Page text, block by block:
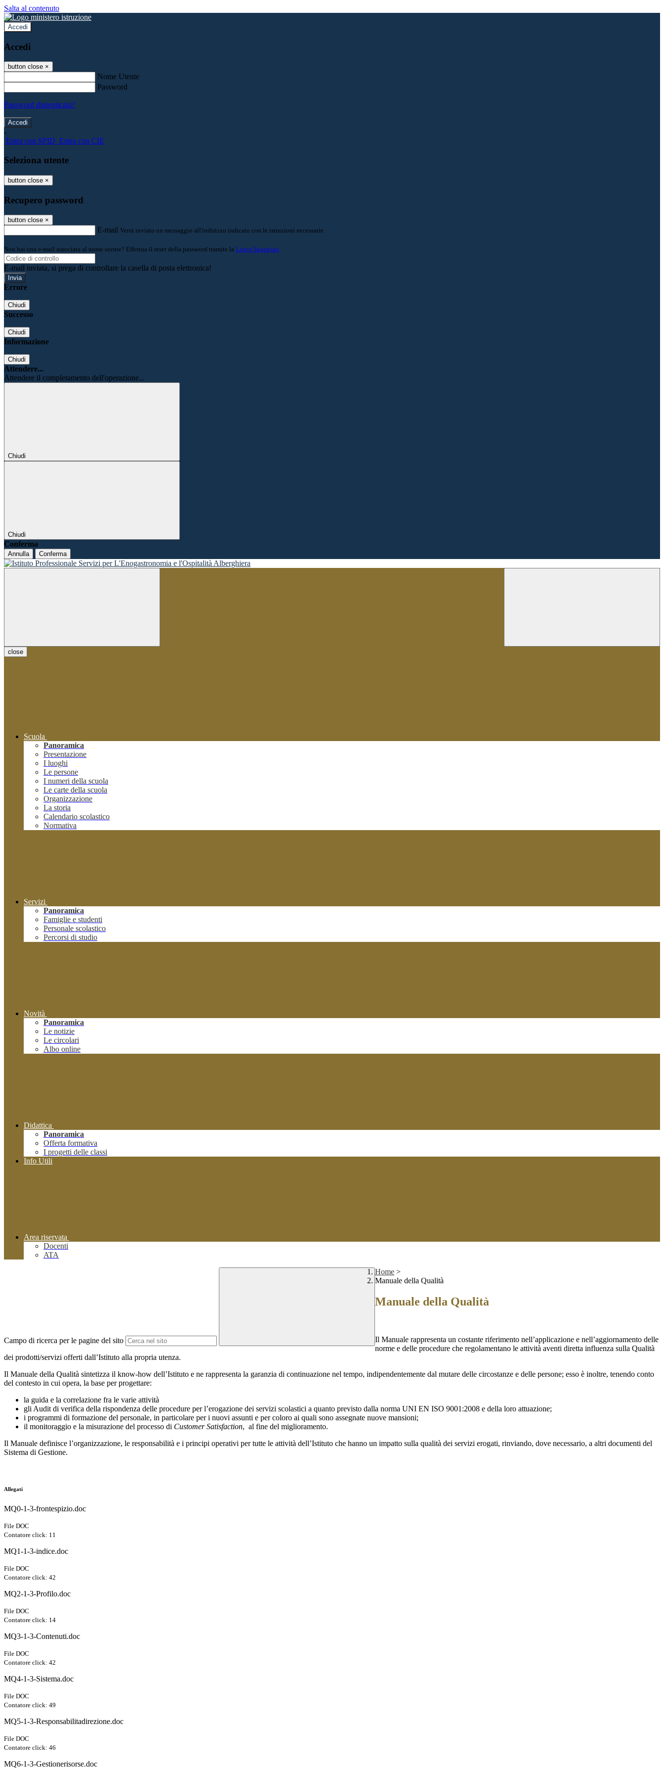
Salta al contenuto
Accedi
Accedi
button close ×
Nome Utente
Password
Password dimenticata?
-
Entra con SPID Entra con CIE
Seleziona utente
button close ×
Recupero password
button close ×
E-mail Verrà inviato un messaggio all'indirizzo indicato con le istruzioni necessarie.
Non hai una e-mail associata al nome utente? Effettua il reset della password tramite la Login Spaggiari
E-mail inviata, si prega di controllare la casella di posta elettronica!
Errore
Chiudi
Successo
Chiudi
Informazione
Chiudi
Attendere...
Attendere il completamento dell'operazione...
Chiudi
Chiudi
Conferma
Annulla Conferma
close
Scuola
Panoramica
Presentazione
I luoghi
Le persone
I numeri della scuola
Le carte della scuola
Organizzazione
La storia
Calendario scolastico
Normativa
Servizi
Panoramica
Famiglie e studenti
Personale scolastico
Percorsi di studio
Novità
Panoramica
Le notizie
Le circolari
Albo online
Didattica
Panoramica
Offerta formativa
I progetti delle classi
Info Utili
Area riservata
Docenti
ATA
Campo di ricerca per le pagine del sito
Home >
Manuale della Qualità
Manuale della Qualità
Il Manuale rappresenta un costante riferimento nell’applicazione e nell’aggiornamento delle
norme e delle procedure che regolamentano le attività aventi diretta influenza sulla Qualità
dei prodotti/servizi offerti dall’Istituto alla propria utenza.
Il Manuale della Qualità sintetizza il know-how dell’Istituto e ne rappresenta la garanzia di continuazione nel tempo, indipendentemente dal mutare delle circostanze e delle persone; esso è inoltre, tenendo conto
del contesto in cui opera, la base per progettare:
la guida e la correlazione fra le varie attività
gli Audit di verifica della rispondenza delle procedure per l’erogazione dei servizi scolastici a quanto previsto dalla norma UNI EN ISO 9001:2008 e della loro attuazione;
i programmi di formazione del personale, in particolare per i nuovi assunti e per coloro ai quali sono assegnate nuove mansioni;
il monitoraggio e la misurazione del processo di Customer Satisfaction, al fine del miglioramento.
Il Manuale definisce l’organizzazione, le responsabilità e i principi operativi per tutte le attività dell’Istituto che hanno un impatto sulla qualità dei servizi erogati, rinviando, dove necessario, a altri documenti del
Sistema di Gestione.
Allegati
MQ0-1-3-frontespizio.doc
File DOC
Contatore click: 11
MQ1-1-3-indice.doc
File DOC
Contatore click: 42
MQ2-1-3-Profilo.doc
File DOC
Contatore click: 14
MQ3-1-3-Contenuti.doc
File DOC
Contatore click: 42
MQ4-1-3-Sistema.doc
File DOC
Contatore click: 49
MQ5-1-3-Responsabilitadirezione.doc
File DOC
Contatore click: 46
MQ6-1-3-Gestionerisorse.doc